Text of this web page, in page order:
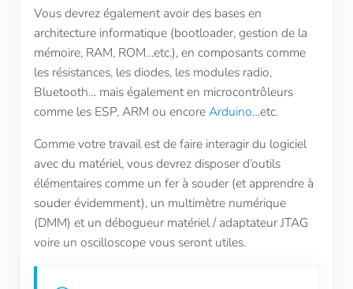
Vous devrez également avoir des bases en
architecture informatique (bootloader, gestion de la
mémoire, RAM, ROM…etc.), en composants comme
les résistances, les diodes, les modules radio,
Bluetooth… mais également en microcontrôleurs
comme les ESP, ARM ou encoreArduino…etc.
Comme votre travail est de faire interagir du logiciel
avec du matériel, vous devrez disposer d’outils
élémentaires comme un fer à souder (et apprendre à
souder évidemment), un multimètre numérique
(DMM) et un débogueur matériel / adaptateur JTAG
voire un oscilloscope vous seront utiles.